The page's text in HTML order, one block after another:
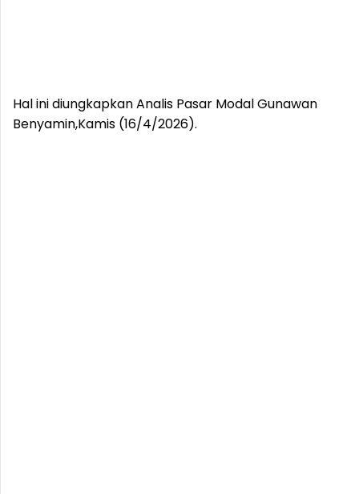
Hal ini diungkapkan Analis Pasar Modal Gunawan
Benyamin,Kamis (16/4/2026).